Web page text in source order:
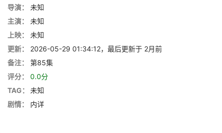
导演：
未知
主演：
未知
上映：
未知
更新：
2026-05-29 01:34:12，最后更新于 2月前
备注：
第85集
评分：
0.0分
TAG：
未知
剧情：
内详